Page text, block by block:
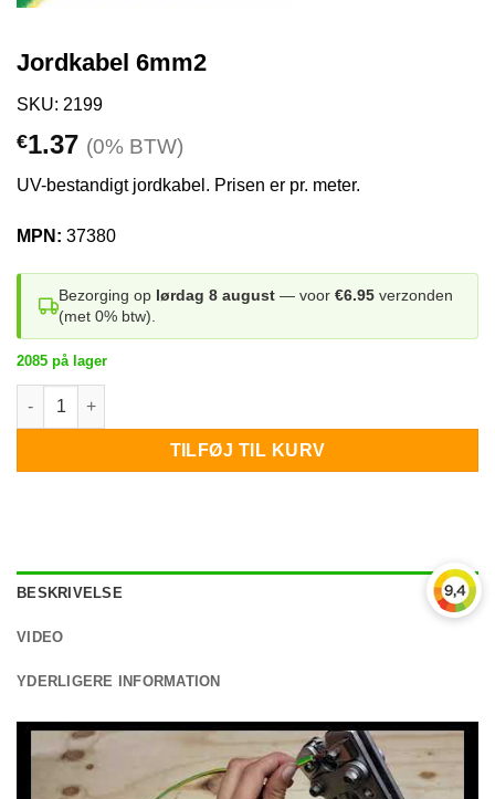
Jordkabel 6mm2
SKU: 2199
€1.37 (0% BTW)
UV-bestandigt jordkabel. Prisen er pr. meter.
MPN: 37380
Bezorging op lørdag 8 august — voor €6.95 verzonden
(met 0% btw).
2085 på lager
Jordkabel 6mm2 antal
TILFØJ TIL KURV
BESKRIVELSE
VIDEO
YDERLIGERE INFORMATION